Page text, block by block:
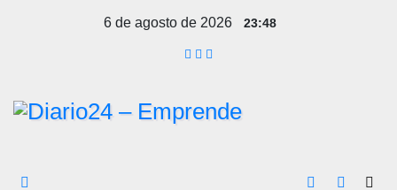
6 de agosto de 2026 23:48